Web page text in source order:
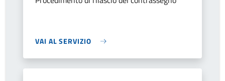
VAI AL SERVIZIO